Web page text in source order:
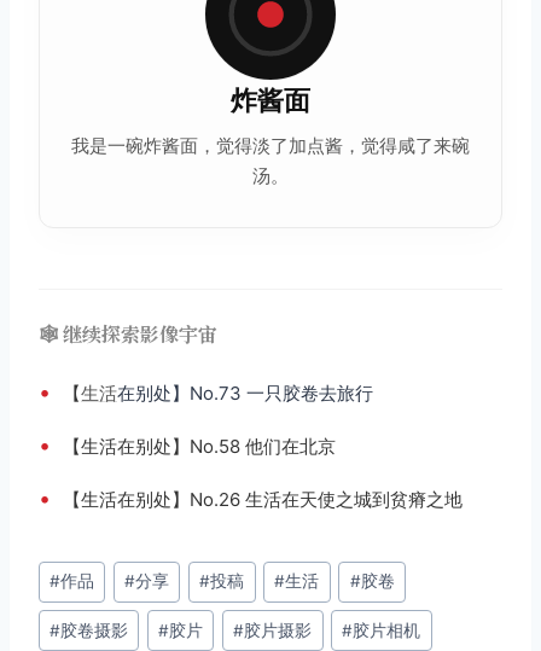
炸酱面
我是一碗炸酱面，觉得淡了加点酱，觉得咸了来碗
汤。
🕸️ 继续探索影像宇宙
• 【生活在别处】No.73 一只胶卷去旅行
• 【生活在别处】No.58 他们在北京
• 【生活在别处】No.26 生活在天使之城到贫瘠之地
文
章
标
#作品 #分享 #投稿 #生活 #胶卷
#胶卷摄影 #胶片 #胶片摄影 #胶片相机